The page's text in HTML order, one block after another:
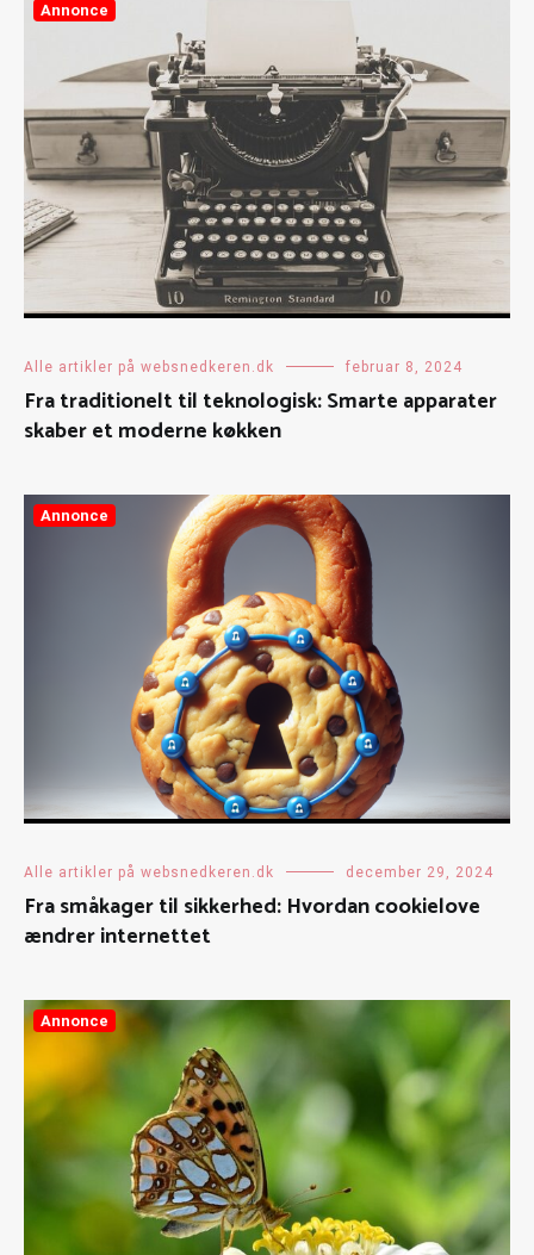
Annonce
Alle artikler på websnedkeren.dk februar 8, 2024
Fra traditionelt til teknologisk: Smarte apparater
skaber et moderne køkken
Annonce
Alle artikler på websnedkeren.dk december 29, 2024
Fra småkager til sikkerhed: Hvordan cookielove
ændrer internettet
Annonce